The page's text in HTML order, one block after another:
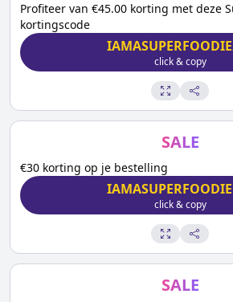
Profiteer van €45.00 korting met deze
kortingscode
click & copy
SALE
€30 korting op je bestelling
click & copy
SALE